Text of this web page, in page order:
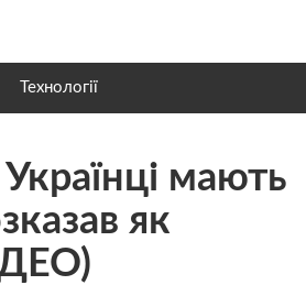
Технології
мають
як